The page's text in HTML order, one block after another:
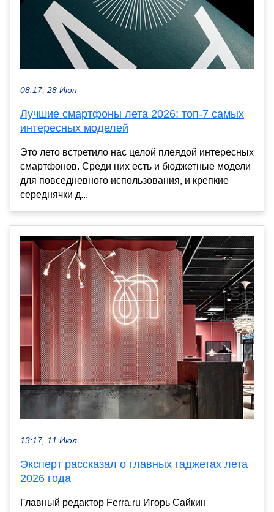
08:17, 28 Июн
Лучшие смартфоны лета 2026: топ-7 самых
интересных моделей
Это лето встретило нас целой плеядой интересных
смартфонов. Среди них есть и бюджетные модели
для повседневного использования, и крепкие
середнячки д...
13:17, 11 Июл
Эксперт рассказал о главных гаджетах лета
2026 года
Главный редактор Ferra.ru Игорь Сайкин